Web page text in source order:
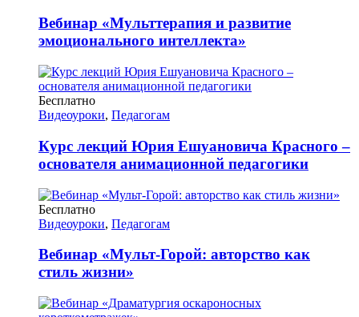
Вебинар «Мульттерапия и развитие
эмоционального интеллекта»
Бесплатно
Видеоуроки, Педагогам
Курс лекций Юрия Ешуановича Красного –
основателя анимационной педагогики
Бесплатно
Видеоуроки, Педагогам
Вебинар «Мульт-Горой: авторство как
стиль жизни»